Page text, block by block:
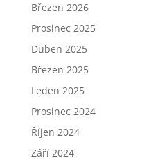
Březen 2026
Prosinec 2025
Duben 2025
Březen 2025
Leden 2025
Prosinec 2024
Říjen 2024
Září 2024